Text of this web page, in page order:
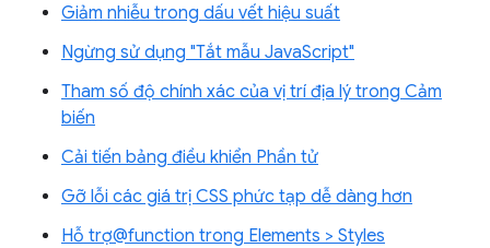
Giảm nhiễu trong dấu vết hiệu suất
Ngừng sử dụng "Tắt mẫu JavaScript"
Tham số độ chính xác của vị trí địa lý trong Cảm
biến
Cải tiến bảng điều khiển Phần tử
Gỡ lỗi các giá trị CSS phức tạp dễ dàng hơn
Hỗ trợ@function trong Elements > Styles